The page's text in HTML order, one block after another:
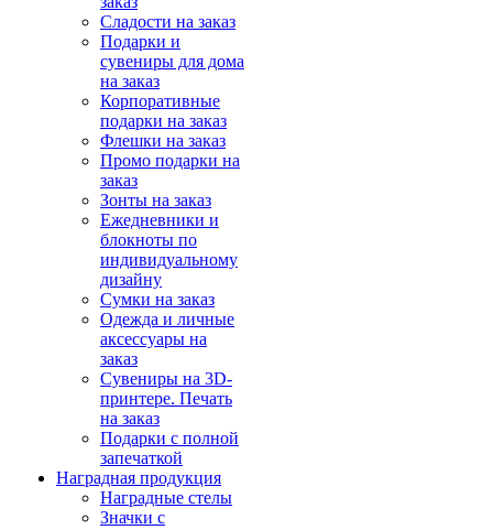
Сладости на заказ
Подарки и
сувениры для дома
на заказ
Корпоративные
подарки на заказ
Флешки на заказ
Промо подарки на
заказ
Зонты на заказ
Ежедневники и
блокноты по
индивидуальному
дизайну
Сумки на заказ
Одежда и личные
аксессуары на
заказ
Сувениры на 3D-
принтере. Печать
на заказ
Подарки с полной
запечаткой
Наградная продукция
Наградные стелы
Значки с